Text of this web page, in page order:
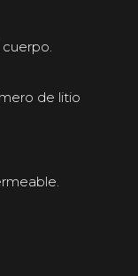
de litio